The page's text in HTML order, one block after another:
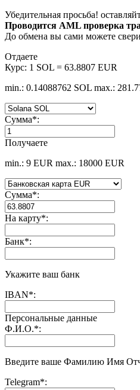
Убедительная просьба!
Проводится AML проверка
До обмена вы сами можете
Отдаете
Курс: 1 SOL = 63.8807 EUR
min.: 0.14088762 SOL max.:
Сумма*:
Получаете
min.: 9 EUR max.: 18000 EUR
Сумма*:
На карту*:
Банк*:
Укажите ваш банк
IBAN*:
Персональные данные
Ф.И.О.*:
Введите ваше Фамилию Имя
Telegram*: